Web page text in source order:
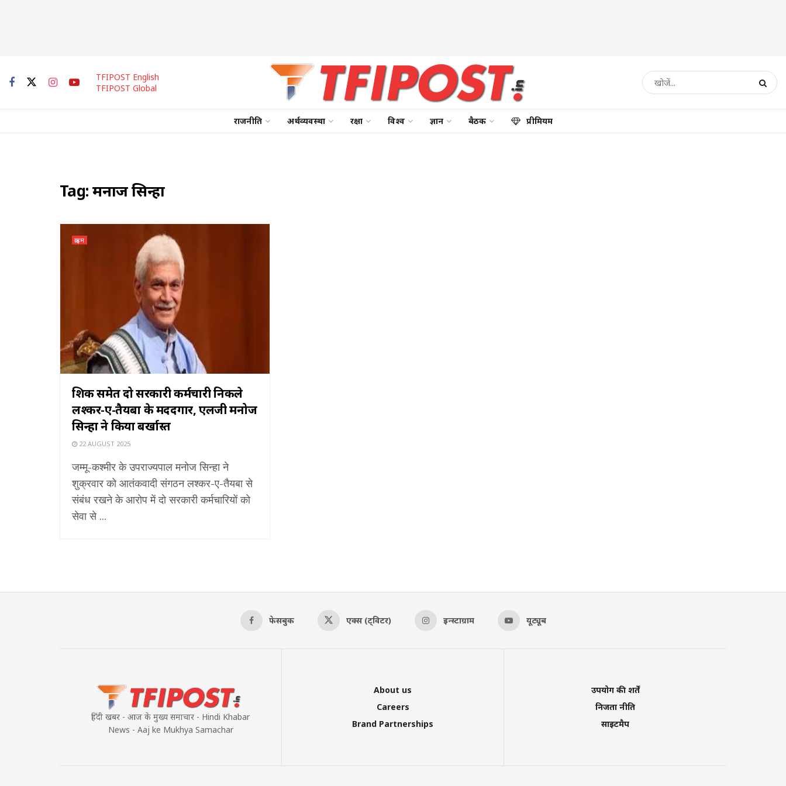
TFIPOST English
TFIPOST Global
राजनीति अर्थव्यवस्था रक्षा विश्व ज्ञान बैठक प्रीमियम
Tag:मनाज सिन्हा
क्राइम
शिक्षक समेत दो सरकारी कर्मचारी निकले
लश्कर-ए-तैयबा के मददगार, एलजी मनोज
सिन्हा ने किया बर्खास्त
22 AUGUST 2025
जम्मू-कश्मीर के उपराज्यपाल मनोज सिन्हा ने
शुक्रवार को आतंकवादी संगठन लश्कर-ए-तैयबा से
संबंध रखने के आरोप में दो सरकारी कर्मचारियों को
सेवा से ...
फेसबुक एक्स (ट्विटर) इन्स्टाग्राम यूट्यूब
हिंदी खबर - आज के मुख्य समाचार - Hindi Khabar
News - Aaj ke Mukhya Samachar
About us
Careers
Brand Partnerships
उपयोग की शर्तें
निजता नीति
साइटमैप